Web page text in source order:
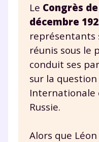
Le Congrès
décembre
représentants
réunis sous le
conduit ses
sur la question
Internationale
Russie.
Alors que
corrigés,
Unespace
suivre les
Tout le
la Terminale
Des profs
à la
vidéo